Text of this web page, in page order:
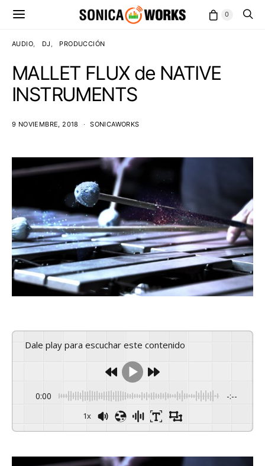
0
AUDIO DJ PRODUCCIÓN
MALLET FLUX de NATIVE
INSTRUMENTS
9 NOVIEMBRE, 2018 SONICAWORKS
Dale play para escuchar este contenido
0:00 -:--
1x